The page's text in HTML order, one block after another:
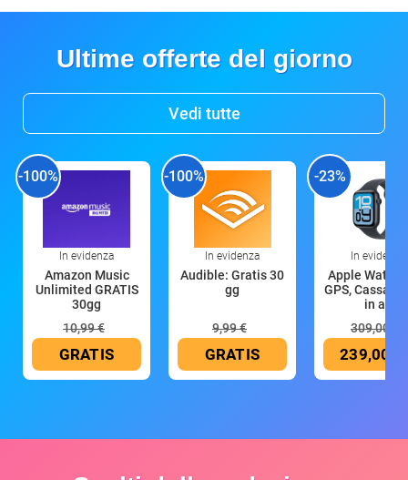
Ultime offerte del giorno
Vedi tutte
-100%
In evidenza
Amazon Music
Unlimited GRATIS
30gg
10,99 €
GRATIS
-100%
In evidenza
Audible: Gratis 30
gg
9,99 €
GRATIS
-23%
In evidenza
Apple Watch
GPS, Cassa
in all
309,00 €
239,00 €